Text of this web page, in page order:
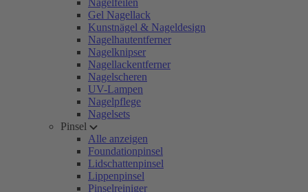
Nagelfeilen
Gel Nagellack
Kunstnägel & Nageldesign
Nagelhautentferner
Nagelknipser
Nagellackentferner
Nagelscheren
UV-Lampen
Nagelpflege
Nagelsets
Pinsel
Alle anzeigen
Foundationpinsel
Lidschattenpinsel
Lippenpinsel
Pinselreiniger